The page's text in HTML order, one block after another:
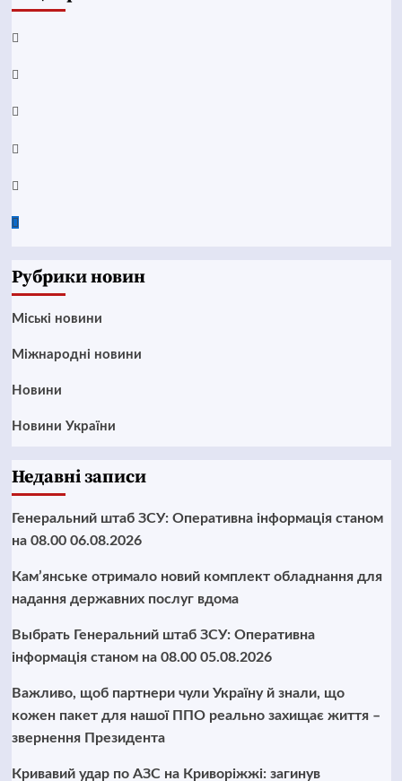
Facebook
YouTube
Telegram
Instagram
Twitter
Google
Рубрики новин
Mіські новини
Міжнародні новини
Новини
Новини України
Недавні записи
Генеральний штаб ЗСУ: Оперативна інформація станом
на 08.00 06.08.2026
Кам’янське отримало новий комплект обладнання для
надання державних послуг вдома
Выбрать Генеральний штаб ЗСУ: Оперативна
інформація станом на 08.00 05.08.2026
Важливо, щоб партнери чули Україну й знали, що
кожен пакет для нашої ППО реально захищає життя –
звернення Президента
Кривавий удар по АЗС на Криворіжжі: загинув